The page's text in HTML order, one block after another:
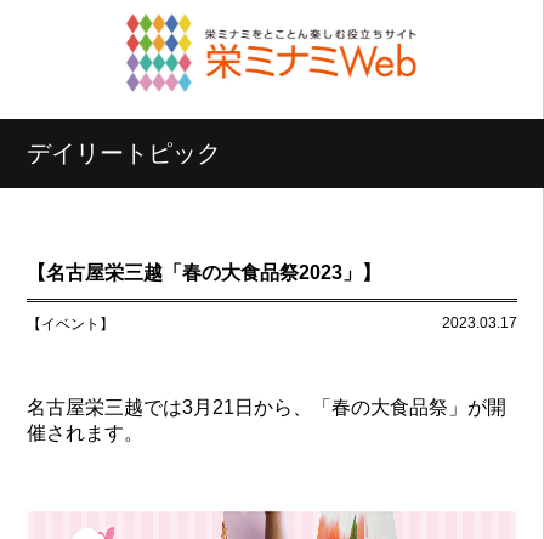
デイリートピック
【名古屋栄三越「春の大食品祭2023」】
【イベント】 2023.03.17
名古屋栄三越では3月21日から、「春の大食品祭」が開
催されます。